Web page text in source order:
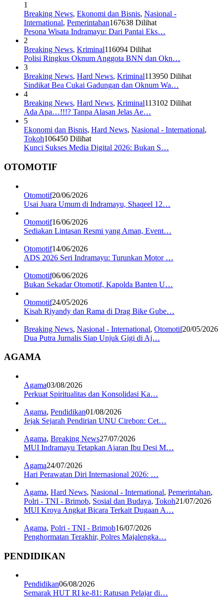
1
Breaking News, Ekonomi dan Bisnis, Nasional -
International, Pemerintahan167638 Dilihat
Pesona Wisata Indramayu: Dari Pantai Eks…
2
Breaking News, Kriminal116094 Dilihat
Polisi Ringkus Oknum Anggota BNN dan Okn…
3
Breaking News, Hard News, Kriminal113950 Dilihat
Sindikat Bea Cukai Gadungan dan Oknum Wa…
4
Breaking News, Hard News, Kriminal113102 Dilihat
Ada Apa…!!!? Tanpa Alasan Jelas Ae…
5
Ekonomi dan Bisnis, Hard News, Nasional - International,
Tokoh106450 Dilihat
Kunci Sukses Media Digital 2026: Bukan S…
OTOMOTIF
Otomotif20/06/2026
Usai Juara Umum di Indramayu, Shaqeel 12…
Otomotif16/06/2026
Sediakan Lintasan Resmi yang Aman, Event…
Otomotif14/06/2026
ADS 2026 Seri Indramayu: Turunkan Motor …
Otomotif06/06/2026
Bukan Sekadar Otomotif, Kapolda Banten U…
Otomotif24/05/2026
Kisah Riyandy dan Rama di Drag Bike Gube…
Breaking News, Nasional - International, Otomotif20/05/2026
Dua Putra Jurnalis Siap Unjuk Gigi di Aj…
AGAMA
Agama03/08/2026
Perkuat Spiritualitas dan Konsolidasi Ka…
Agama, Pendidikan01/08/2026
Jejak Sejarah Pendirian UNU Cirebon: Cet…
Agama, Breaking News27/07/2026
MUI Indramayu Tetapkan Ajaran Ibu Desi M…
Agama24/07/2026
Hari Perawatan Diri Internasional 2026: …
Agama, Hard News, Nasional - International, Pemerintahan,
Polri - TNI - Brimob, Sosial dan Budaya, Tokoh21/07/2026
MUI Kroya Angkat Bicara Terkait Dugaan A…
Agama, Polri - TNI - Brimob16/07/2026
Penghormatan Terakhir, Polres Majalengka…
PENDIDIKAN
Pendidikan06/08/2026
Semarak HUT RI ke-81: Ratusan Pelajar di…